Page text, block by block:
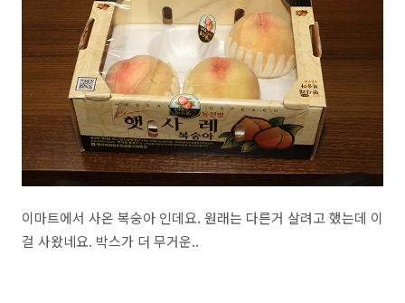
이마트에서 사온 복숭아 인데요. 원래는 다른거 살려고 했는데 이
걸 사왔네요. 박스가 더 무거운..